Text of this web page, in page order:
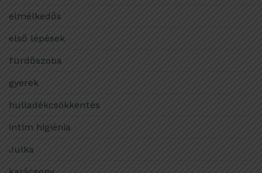
elmélkedős
első lépések
fürdőszoba
gyerek
hulladékcsökkentés
intim higiénia
Julka